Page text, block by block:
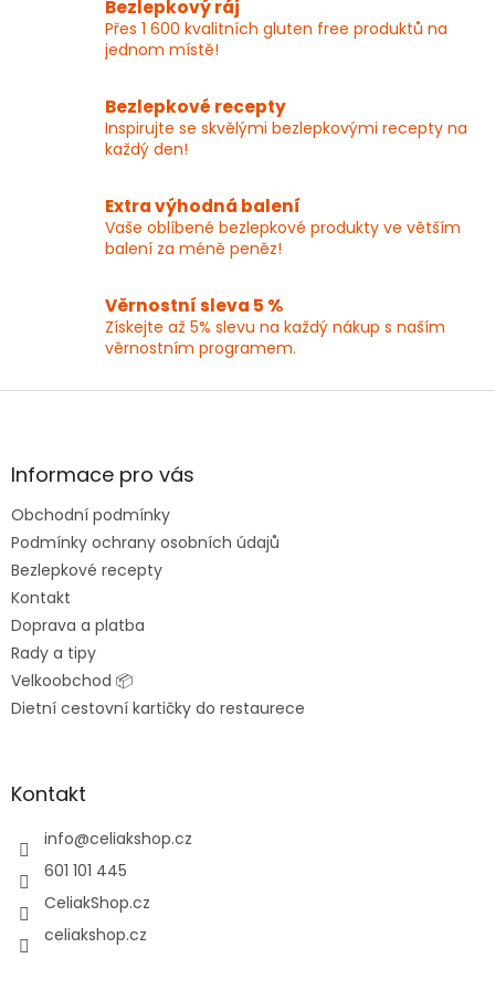
c
í
v
k
p
i
s
n
Bezlepkový ráj
Přes 1 600 kvalitních gluten free produktů na
jednom místě!
Bezlepkové recepty
Inspirujte se skvělými bezlepkovými recepty na
každý den!
Extra výhodná balení
Vaše oblíbené bezlepkové produkty ve větším
balení za méně peněz!
Věrnostní sleva 5 %
Získejte až 5% slevu na každý nákup s naším
věrnostním programem.
Z
aInformace pro vás
Obchodní podmínky
Podmínky ochrany osobních údajů
Bezlepkové recepty
Kontakt
Doprava a platba
Rady a tipy
Velkoobchod 📦
Dietní cestovní kartičky do restaurece
Kontakt
info@celiakshop.cz
601 101 445
CeliakShop.cz
celiakshop.cz